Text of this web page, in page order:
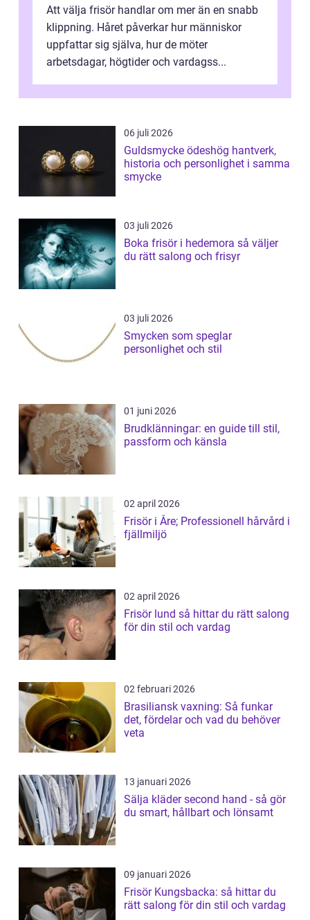
Att välja frisör handlar om mer än en snabb
klippning. Håret påverkar hur människor
uppfattar sig själva, hur de möter
arbetsdagar, högtider och vardagss...
06 juli 2026
Guldsmycke ödeshög hantverk,
historia och personlighet i samma
smycke
03 juli 2026
Boka frisör i hedemora så väljer
du rätt salong och frisyr
03 juli 2026
Smycken som speglar
personlighet och stil
01 juni 2026
Brudklänningar: en guide till stil,
passform och känsla
02 april 2026
Frisör i Åre; Professionell hårvård i
fjällmiljö
02 april 2026
Frisör lund så hittar du rätt salong
för din stil och vardag
02 februari 2026
Brasiliansk vaxning: Så funkar
det, fördelar och vad du behöver
veta
13 januari 2026
Sälja kläder second hand - så gör
du smart, hållbart och lönsamt
09 januari 2026
Frisör Kungsbacka: så hittar du
rätt salong för din stil och vardag